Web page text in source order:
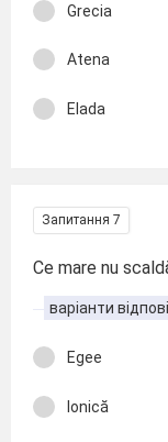
Grecia
Atena
Elada
Запитання 7
Ce mare nu
варіанти
Egee
Ionică